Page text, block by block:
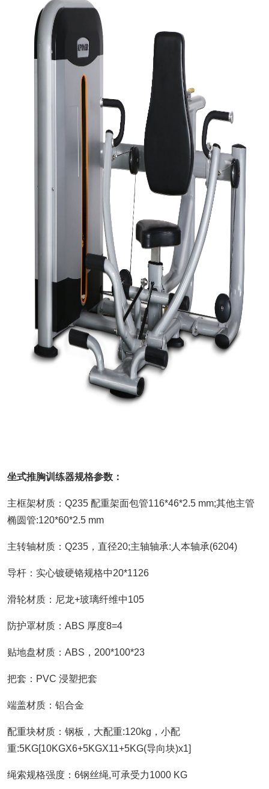
坐式推胸训练器规格参数：
主框架材质：Q235 配重架面包管116*46*2.5 mm;其他主管
椭圆管:120*60*2.5 mm
主转轴材质：Q235，直径20;主轴轴承:人本轴承(6204)
导杆：实心镀硬铬规格中20*1126
滑轮材质：尼龙+玻璃纤维中105
防护罩材质：ABS 厚度8=4
贴地盘材质：ABS，200*100*23
把套：PVC 浸塑把套
端盖材质：铝合金
配重块材质：钢板，大配重:120kg，小配
重:5KG[10KGX6+5KGX11+5KG(导向块)x1]
绳索规格强度：6钢丝绳,可承受力1000 KG